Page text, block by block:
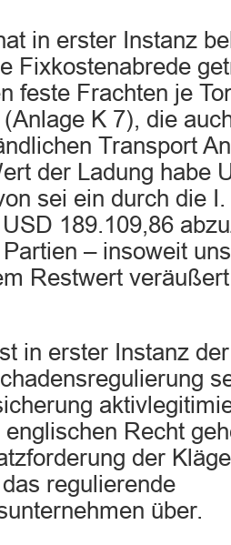
in erster Instanz
Fixkostenabrede
feste Frachten je
K 7), die
Transport
der Ladung habe
sei ein durch die
189.109,86
– insoweit
Restwert
in erster Instanz
Recht
der
regulierende
über.